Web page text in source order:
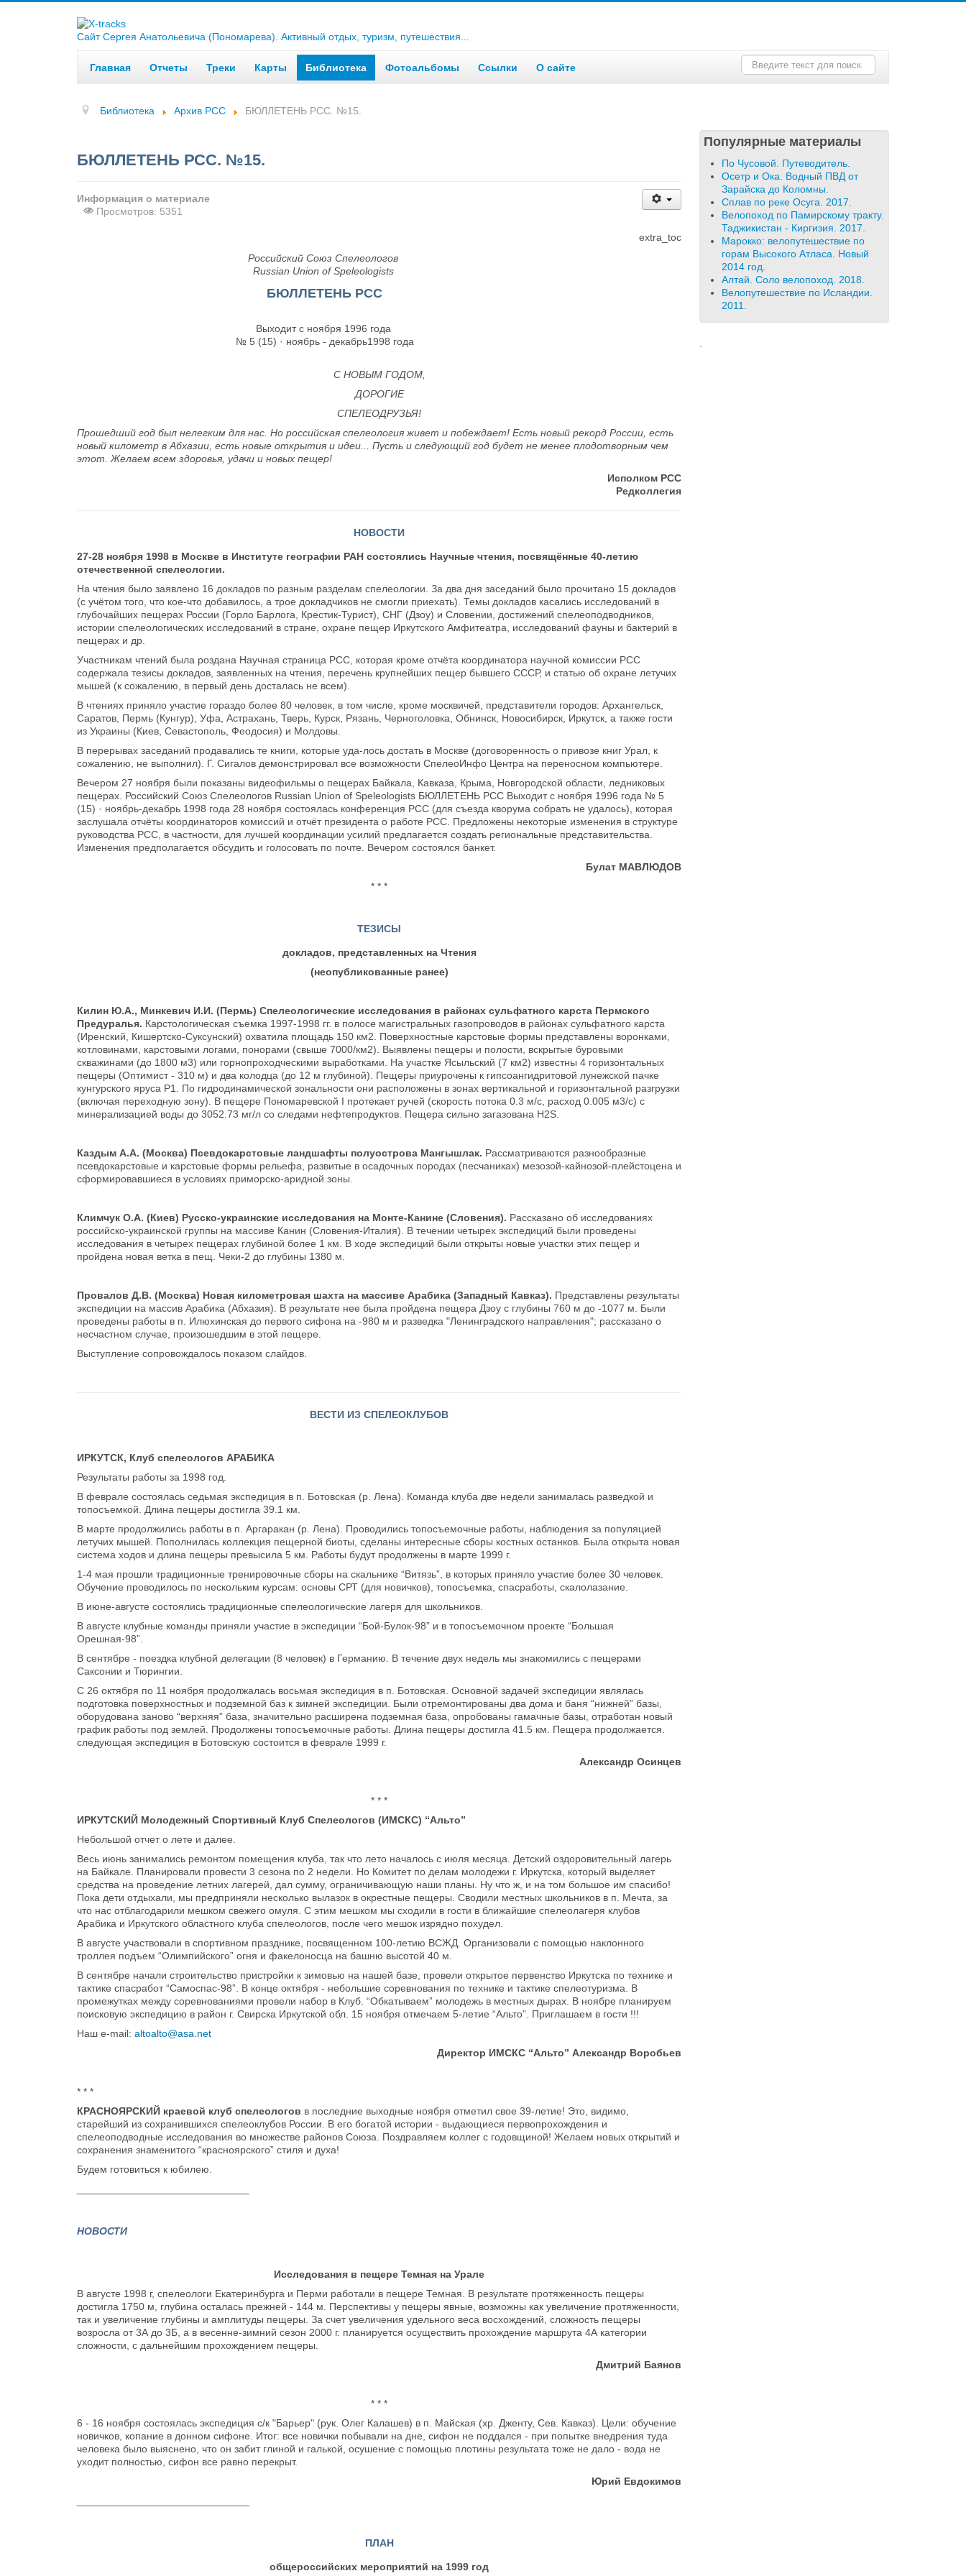
Сайт Сергея Анатольевича (Пономарева). Активный отдых, туризм, путешествия...
Главная Отчеты Треки Карты Библиотека Фотоальбомы Ссылки О сайте
Искать...
Библиотека Архив РСС БЮЛЛЕТЕНЬ РСС. №15.
БЮЛЛЕТЕНЬ РСС. №15.
Информация о материале
Просмотров: 5351
extra_toc
Российский Союз Спелеологов
Russian Union of Speleologists
БЮЛЛЕТЕНЬ РСС
Выходит с ноября 1996 года
№ 5 (15) · ноябрь - декабрь1998 года
C НОВЫМ ГОДОМ,
ДОРОГИЕ
СПЕЛЕОДРУЗЬЯ!
Прошедший год был нелегким для нас. Но российская спелеология живет и побеждает! Есть новый рекорд России, есть
новый километр в Абхазии, есть новые открытия и идеи... Пусть и следующий год будет не менее плодотворным чем
этот. Желаем всем здоровья, удачи и новых пещер!
Исполком РСС
Редколлегия
НОВОСТИ
27-28 ноября 1998 в Москве в Институте географии РАН состоялись Научные чтения, посвящённые 40-летию
отечественной спелеологии.
На чтения было заявлено 16 докладов по разным разделам спелеологии. За два дня заседаний было прочитано 15 докладов
(с учётом того, что кое-что добавилось, а трое докладчиков не смогли приехать). Темы докладов касались исследований в
глубочайших пещерах России (Горло Барлога, Крестик-Турист), СНГ (Дзоу) и Словении, достижений спелеоподводников,
истории спелеологических исследований в стране, охране пещер Иркутского Амфитеатра, исследований фауны и бактерий в
пещерах и др.
Участникам чтений была роздана Научная страница РСС, которая кроме отчёта координатора научной комиссии РСС
содержала тезисы докладов, заявленных на чтения, перечень крупнейших пещер бывшего СССР, и статью об охране летучих
мышей (к сожалению, в первый день досталась не всем).
В чтениях приняло участие гораздо более 80 человек, в том числе, кроме москвичей, представители городов: Архангельск,
Саратов, Пермь (Кунгур), Уфа, Астрахань, Тверь, Курск, Рязань, Черноголовка, Обнинск, Новосибирск, Иркутск, а также гости
из Украины (Киев, Севастополь, Феодосия) и Молдовы.
В перерывах заседаний продавались те книги, которые уда-лось достать в Москве (договоренность о привозе книг Урал, к
сожалению, не выполнил). Г. Сигалов демонстрировал все возможности СпелеоИнфо Центра на переносном компьютере.
Вечером 27 ноября были показаны видеофильмы о пещерах Байкала, Кавказа, Крыма, Новгородской области, ледниковых
пещерах. Российский Союз Спелеологов Russian Union of Speleologists БЮЛЛЕТЕНЬ РСС Выходит с ноября 1996 года № 5
(15) · ноябрь-декабрь 1998 года 28 ноября состоялась конференция РСС (для съезда кворума собрать не удалось), которая
заслушала отчёты координаторов комиссий и отчёт президента о работе РСС. Предложены некоторые изменения в структуре
руководства РСС, в частности, для лучшей координации усилий предлагается создать региональные представительства.
Изменения предполагается обсудить и голосовать по почте. Вечером состоялся банкет.
Булат МАВЛЮДОВ
* * *
ТЕЗИСЫ
докладов, представленных на Чтения
(неопубликованные ранее)
Килин Ю.А., Минкевич И.И. (Пермь) Спелеологические исследования в районах сульфатного карста Пермского
Предуралья. Карстологическая съемка 1997-1998 гг. в полосе магистральных газопроводов в районах сульфатного карста
(Иренский, Кишертско-Суксунский) охватила площадь 150 км2. Поверхностные карстовые формы представлены воронками,
котловинами, карстовыми логами, понорами (свыше 7000/км2). Выявлены пещеры и полости, вскрытые буровыми
скважинами (до 1800 м3) или горнопроходческими выработками. На участке Ясыльский (7 км2) известны 4 горизонтальных
пещеры (Оптимист - 310 м) и два колодца (до 12 м глубиной). Пещеры приурочены к гипсоангидритовой лунежской пачке
кунгурского яруса P1. По гидродинамической зональности они расположены в зонах вертикальной и горизонтальной разгрузки
(включая переходную зону). В пещере Пономаревской I протекает ручей (скорость потока 0.3 м/c, расход 0.005 м3/с) с
минерализацией воды до 3052.73 мг/л со следами нефтепродуктов. Пещера сильно загазована H2S.
Каздым А.А. (Москва) Псевдокарстовые ландшафты полуострова Мангышлак. Рассматриваются разнообразные
псевдокарстовые и карстовые формы рельефа, развитые в осадочных породах (песчаниках) мезозой-кайнозой-плейстоцена и
сформировавшиеся в условиях приморско-аридной зоны.
Климчук О.А. (Киев) Русско-украинские исследования на Монте-Канине (Словения). Рассказано об исследованиях
российско-украинской группы на массиве Канин (Словения-Италия). В течении четырех экспедиций были проведены
исследования в четырех пещерах глубиной более 1 км. В ходе экспедиций были открыты новые участки этих пещер и
пройдена новая ветка в пещ. Чеки-2 до глубины 1380 м.
Провалов Д.В. (Москва) Новая километровая шахта на массиве Арабика (Западный Кавказ). Представлены результаты
экспедиции на массив Арабика (Абхазия). В результате нее была пройдена пещера Дзоу с глубины 760 м до -1077 м. Были
проведены работы в п. Илюхинская до первого сифона на -980 м и разведка "Ленинградского направления"; рассказано о
несчастном случае, произошедшим в этой пещере.
Выступление сопровождалось показом слайдов.
ВЕСТИ ИЗ СПЕЛЕОКЛУБОВ
ИРКУТСК, Клуб спелеологов АРАБИКА
Результаты работы за 1998 год.
В феврале состоялась седьмая экспедиция в п. Ботовская (р. Лена). Команда клуба две недели занималась разведкой и
топосъемкой. Длина пещеры достигла 39.1 км.
В марте продолжились работы в п. Аргаракан (р. Лена). Проводились топосъемочные работы, наблюдения за популяцией
летучих мышей. Пополнилась коллекция пещерной биоты, сделаны интересные сборы костных останков. Была открыта новая
система ходов и длина пещеры превысила 5 км. Работы будут продолжены в марте 1999 г.
1-4 мая прошли традиционные тренировочные сборы на скальнике “Витязь”, в которых приняло участие более 30 человек.
Обучение проводилось по нескольким курсам: основы СРТ (для новичков), топосъемка, спасработы, скалолазание.
В июне-августе состоялись традиционные спелеологические лагеря для школьников.
В августе клубные команды приняли участие в экспедиции “Бой-Булок-98” и в топосъемочном проекте “Большая
Орешная-98”.
В сентябре - поездка клубной делегации (8 человек) в Германию. В течение двух недель мы знакомились с пещерами
Саксонии и Тюрингии.
С 26 октября по 11 ноября продолжалась восьмая экспедиция в п. Ботовская. Основной задачей экспедиции являлась
подготовка поверхностных и подземной баз к зимней экспедиции. Были отремонтированы два дома и баня “нижней” базы,
оборудована заново “верхняя” база, значительно расширена подземная база, опробованы гамачные базы, отработан новый
график работы под землей. Продолжены топосъемочные работы. Длина пещеры достигла 41.5 км. Пещера продолжается.
следующая экспедиция в Ботовскую состоится в феврале 1999 г.
Александр Осинцев
* * *
ИРКУТСКИЙ Молодежный Спортивный Клуб Спелеологов (ИМСКС) “Альто”
Небольшой отчет о лете и далее.
Весь июнь занимались ремонтом помещения клуба, так что лето началось с июля месяца. Детский оздоровительный лагерь
на Байкале. Планировали провести 3 сезона по 2 недели. Но Комитет по делам молодежи г. Иркутска, который выделяет
средства на проведение летних лагерей, дал сумму, ограничивающую наши планы. Ну что ж, и на том большое им спасибо!
Пока дети отдыхали, мы предприняли несколько вылазок в окрестные пещеры. Сводили местных школьников в п. Мечта, за
что нас отблагодарили мешком свежего омуля. С этим мешком мы сходили в гости в ближайшие спелеолагеря клубов
Арабика и Иркутского областного клуба спелеологов, после чего мешок изрядно похудел.
В августе участвовали в спортивном празднике, посвященном 100-летию ВСЖД. Организовали с помощью наклонного
троллея подъем “Олимпийского” огня и факелоносца на башню высотой 40 м.
В сентябре начали строительство пристройки к зимовью на нашей базе, провели открытое первенство Иркутска по технике и
тактике спасработ “Самоспас-98”. В конце октября - небольшие соревнования по технике и тактике спелеотуризма. В
промежутках между соревнованиями провели набор в Клуб. “Обкатываем” молодежь в местных дырах. В ноябре планируем
поисковую экспедицию в район г. Свирска Иркутской обл. 15 ноября отмечаем 5-летие “Альто”. Приглашаем в гости !!!
Наш e-mail: altoalto@asa.net
Директор ИМСКС “Альто” Александр Воробьев
* * *
КРАСНОЯРСКИЙ краевой клуб спелеологов в последние выходные ноября отметил свое 39-летие! Это, видимо,
старейший из сохранившихся спелеоклубов России. В его богатой истории - выдающиеся первопрохождения и
спелеоподводные исследования во множестве районов Союза. Поздравляем коллег с годовщиной! Желаем новых открытий и
сохранения знаменитого “красноярского” стиля и духа!
Будем готовиться к юбилею.
НОВОСТИ
Исследования в пещере Темная на Урале
В августе 1998 г, спелеологи Екатеринбурга и Перми работали в пещере Темная. В результате протяженность пещеры
достигла 1750 м, глубина осталась прежней - 144 м. Перспективы у пещеры явные, возможны как увеличение протяженности,
так и увеличение глубины и амплитуды пещеры. За счет увеличения удельного веса восхождений, сложность пещеры
возросла от 3А до 3Б, а в весенне-зимний сезон 2000 г. планируется осуществить прохождение маршрута 4А категории
сложности, с дальнейшим прохождением пещеры.
Дмитрий Баянов
* * *
6 - 16 ноября состоялась экспедиция с/к "Барьер" (рук. Олег Калашев) в п. Майская (хр. Дженту, Сев. Кавказ). Цели: обучение
новичков, копание в донном сифоне. Итог: все новички побывали на дне, сифон не поддался - при попытке внедрения туда
человека было выяснено, что он забит глиной и галькой, осушение с помощью плотины результата тоже не дало - вода не
уходит полностью, сифон все равно перекрыт.
Юрий Евдокимов
ПЛАН
общероссийских мероприятий на 1999 год
Популярные материалы
По Чусовой. Путеводитель.
Осетр и Ока. Водный ПВД от
Зарайска до Коломны.
Сплав по реке Осуга. 2017.
Велопоход по Памирскому тракту.
Таджикистан - Киргизия. 2017.
Марокко: велопутешествие по
горам Высокого Атласа. Новый
2014 год.
Алтай. Соло велопоход. 2018.
Велопутешествие по Исландии.
2011.
.